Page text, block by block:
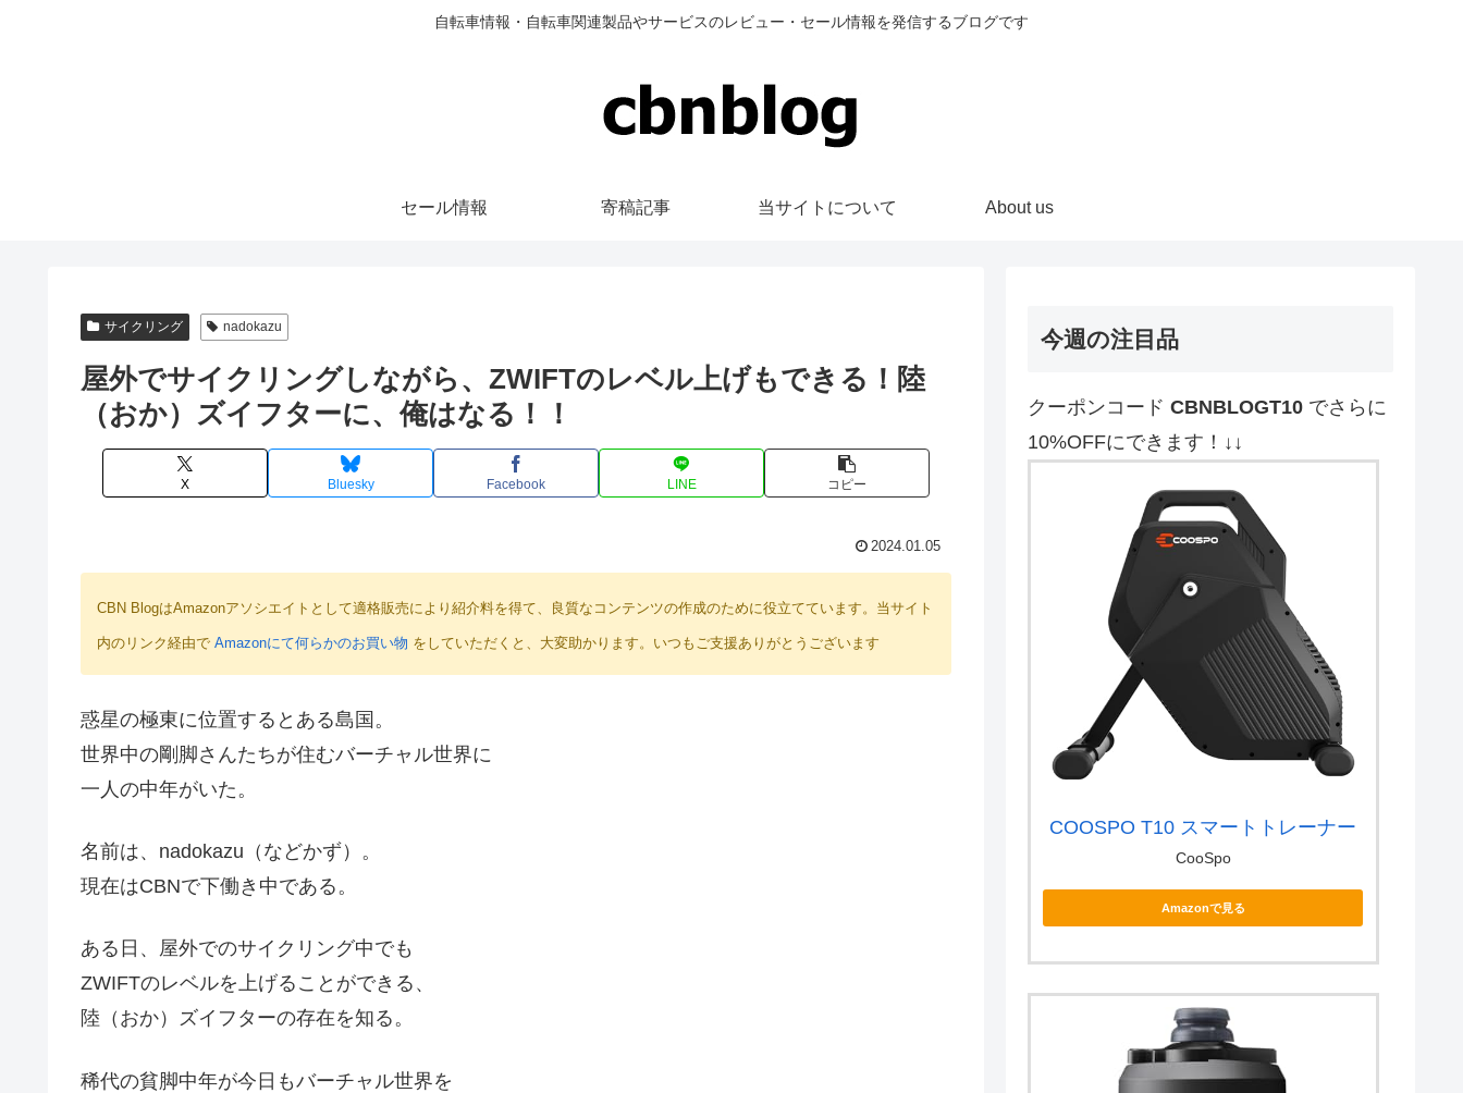
自転車情報・自転車関連製品やサービスのレビュー・セール情報を発信するブログです
セール情報 寄稿記事 当サイトについて About us
サイクリング nadokazu
屋外でサイクリングしながら、ZWIFTのレベル上げもできる！陸
（おか）ズイフターに、俺はなる！！
X Bluesky Facebook LINE コピー
2024.01.05
CBN BlogはAmazonアソシエイトとして適格販売により紹介料を得て、良質なコンテンツの作成のために役立てています。当サイト
内のリンク経由で Amazonにて何らかのお買い物 をしていただくと、大変助かります。いつもご支援ありがとうございます
惑星の極東に位置するとある島国。
世界中の剛脚さんたちが住むバーチャル世界に
一人の中年がいた。
名前は、nadokazu（などかず）。
現在はCBNで下働き中である。
ある日、屋外でのサイクリング中でも
ZWIFTのレベルを上げることができる、
陸（おか）ズイフターの存在を知る。
稀代の貧脚中年が今日もバーチャル世界を
今週の注目品
クーポンコード CBNBLOGT10 でさらに
10%OFFにできます！↓↓
COOSPO T10 スマートトレーナー
CooSpo
Amazonで見る